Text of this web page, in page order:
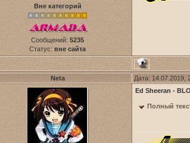
Вне категорий
Сообщений: 5235
Статус: вне сайта
Neta Дата: 14.07.2019,
Ed Sheeran -
Полный